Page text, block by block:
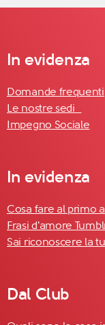
In evidenza
Domande frequenti
Le nostre sedi
Impegno Sociale
In evidenza
Cosa fare al primo
Frasi d'amore
Sai riconoscere la
Dal Club